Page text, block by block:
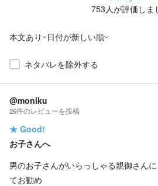
753人が評価しま
本文あり 日付が新しい順
ネタバレを除外する
@moniku
26件のレビューを投稿
★ Good!
お子さんへ
男のお子さんがいらっしゃる親御さん
てお勧め